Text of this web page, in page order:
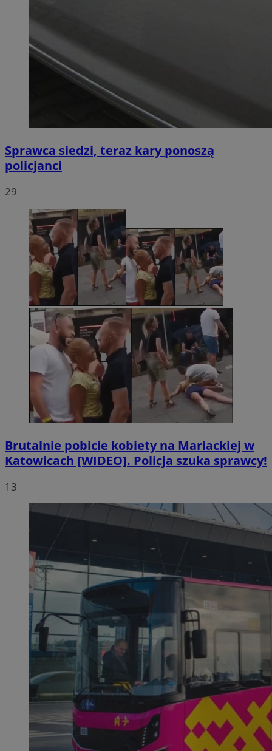
Sprawca siedzi, teraz kary ponoszą
policjanci
29
Brutalnie pobicie kobiety na Mariackiej w
Katowicach [WIDEO]. Policja szuka sprawcy!
13